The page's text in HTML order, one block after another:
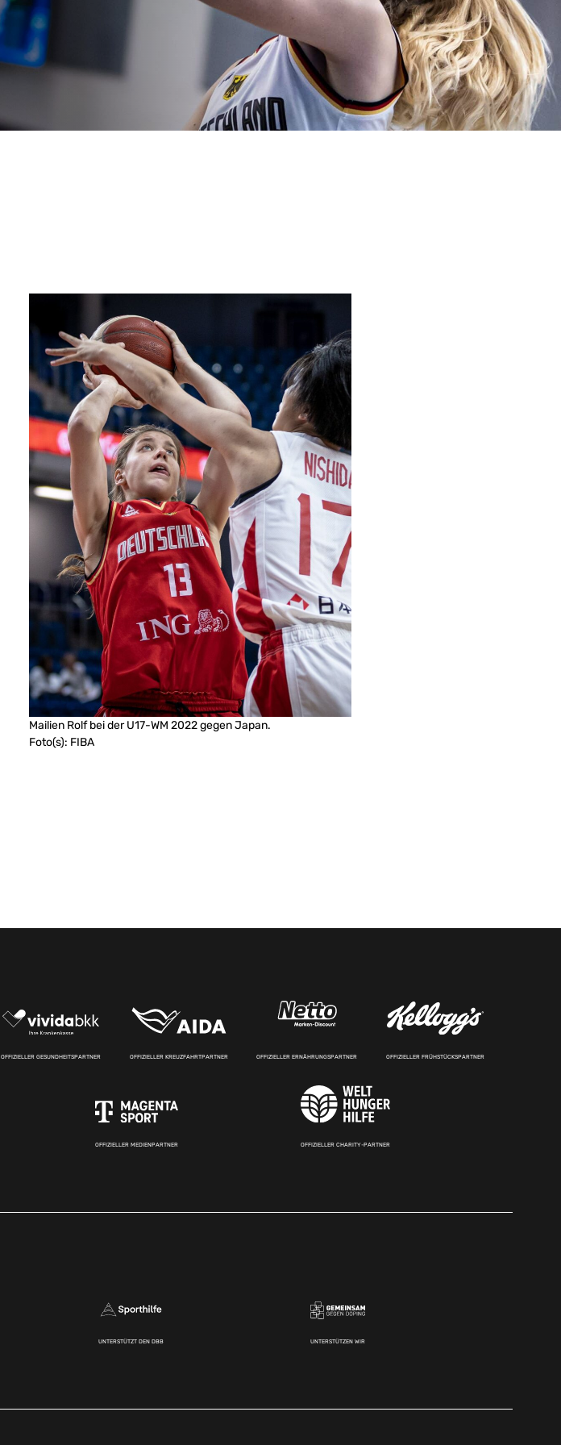
Mailien Rolf bei der U17-WM 2022 gegen Japan.
Foto(s): FIBA
OFFIZIELLER GESUNDHEITSPARTNER OFFIZIELLER KREUZFAHRTPARTNER OFFIZIELLER ERNÄHRUNGSPARTNER OFFIZIELLER FRÜHSTÜCKSPARTNER
OFFIZIELLER MEDIENPARTNER OFFIZIELLER CHARITY-PARTNER
UNTERSTÜTZT DEN DBB UNTERSTÜTZEN WIR